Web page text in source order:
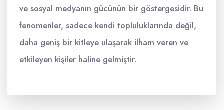
ve sosyal medyanın gücünün bir göstergesidir. Bu
fenomenler, sadece kendi topluluklarında değil,
daha geniş bir kitleye ulaşarak ilham veren ve
etkileyen kişiler haline gelmiştir.